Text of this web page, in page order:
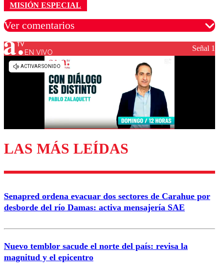
MISIÓN ESPECIAL
Ver comentarios
Los comentarios son moderados para garantizar un
diálogo respetuoso.
Enviar comentario
EN VIVO Señal 1
LAS MÁS LEÍDAS
Senapred ordena evacuar dos sectores de Carahue por
desborde del río Damas: activa mensajería SAE
Nuevo temblor sacude el norte del país: revisa la
magnitud y el epicentro